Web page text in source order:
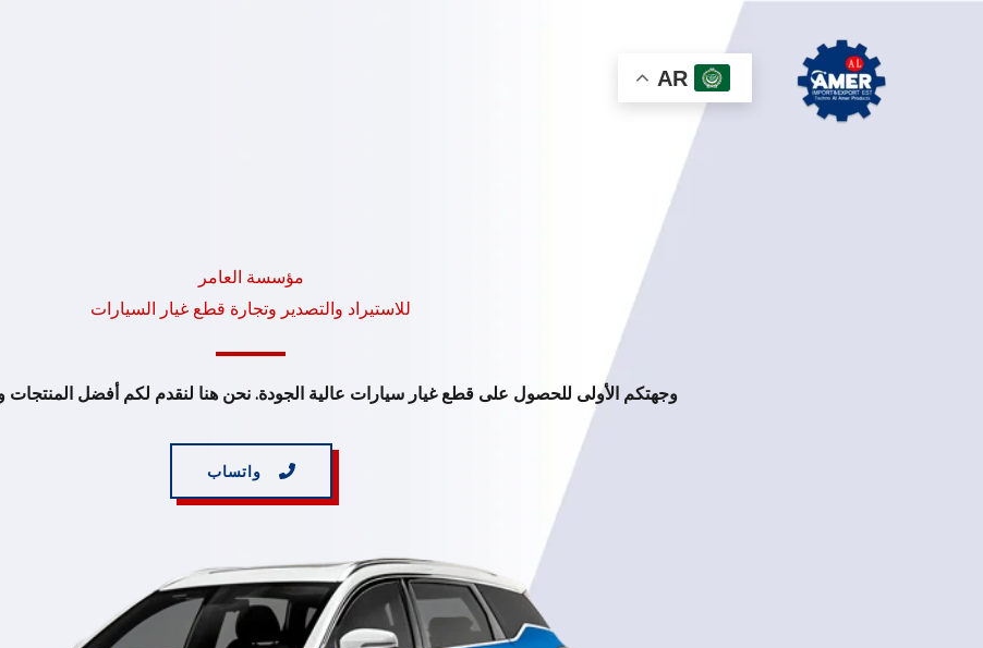
AR
مؤسسة العامر
للاستيراد والتصدير وتجارة قطع غيار السيارات
وجهتكم الأولى للحصول على قطع غيار سيارات عالية الجودة. نحن هنا لنقدم لكم أفضل المنتجات
واتساب